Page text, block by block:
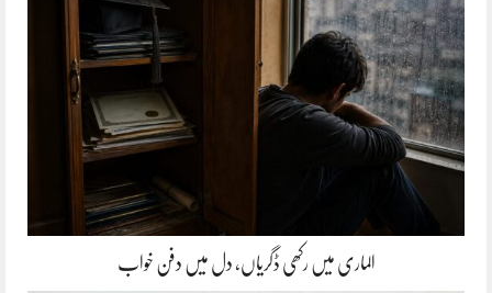
الماری میں رکھی ڈگریاں، دل میں دفن خواب